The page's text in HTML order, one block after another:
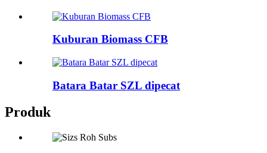
Kuburan Biomass CFB
Batara Batar SZL dipecat
Produk